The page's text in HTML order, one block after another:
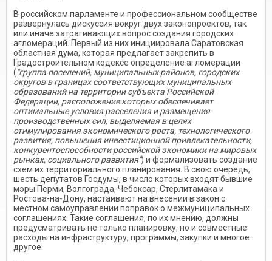
В российском парламенте и профессиональном сообществе
развернулась дискуссия вокруг двух законопроектов, так
или иначе затрагивающих вопрос создания городских
агломераций. Первый из них инициировала Саратовская
областная дума, которая предлагает закрепить в
Градостроительном кодексе определение агломерации
("группа поселений, муниципальных районов, городских
округов в границах соответствующих муниципальных
образований на территории субъекта Российской
Федерации, расположение которых обеспечивает
оптимальные условия расселения и размещения
производственных сил, выделяемая в целях
стимулирования экономического роста, технологического
развития, повышения инвестиционной привлекательности,
конкурентоспособности российской экономики на мировых
рынках, социального развития") и формализовать создание
схем их территориального планирования. В свою очередь,
шесть депутатов Госдумы, в число которых входят бывшие
мэры Перми, Волгограда, Чебоксар, Стерлитамака и
Ростова-на-Дону, настаивают на внесении в закон о
местном самоуправлении поправок о межмуниципальных
соглашениях. Такие соглашения, по их мнению, должны
предусматривать не только планировку, но и совместные
расходы на инфраструктуру, программы, закупки и многое
другое.